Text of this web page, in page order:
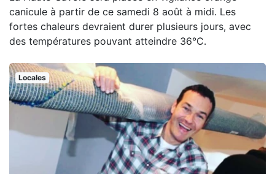
canicule à partir de ce samedi 8 août à midi. Les
fortes chaleurs devraient durer plusieurs jours, avec
des températures pouvant atteindre 36°C.
Locales